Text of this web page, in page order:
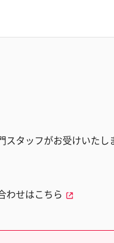
スタッフがお受けいたし
わせはこちら